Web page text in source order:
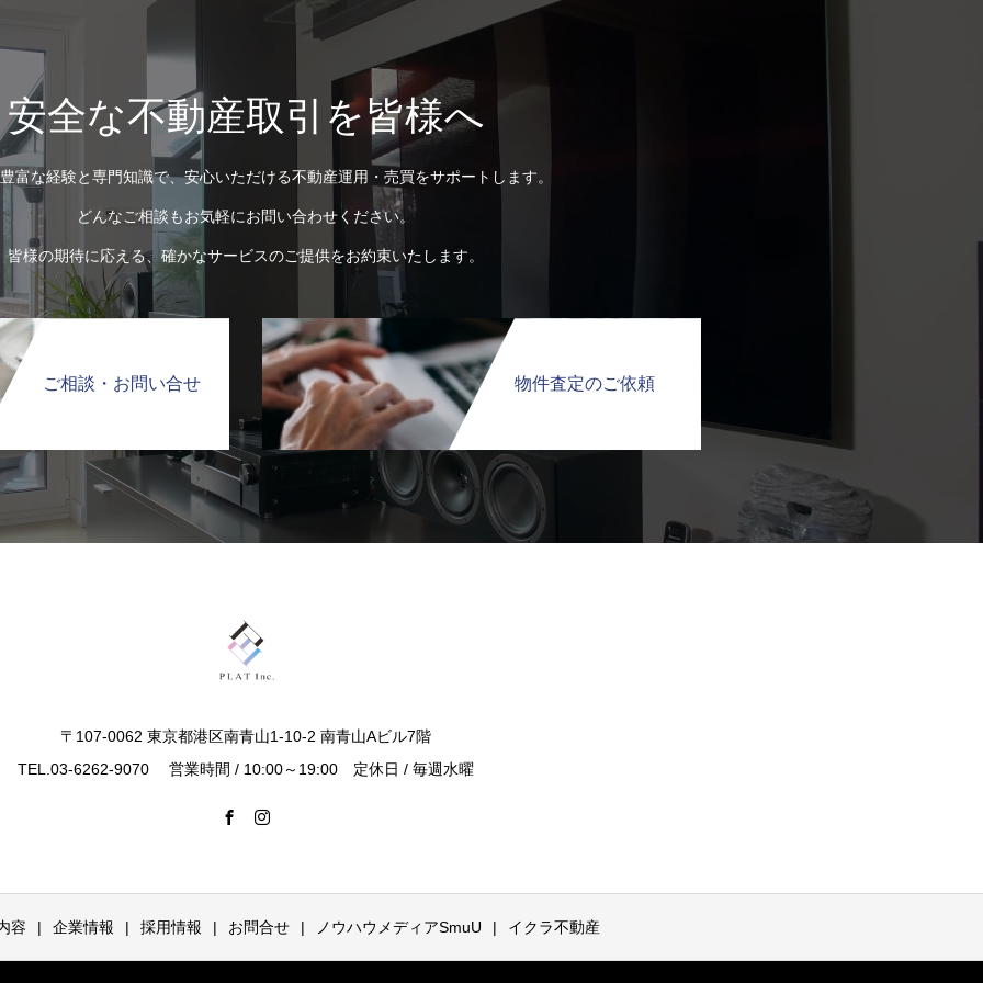
安全な不動産取引を皆様へ
富な経験と専門知識で、安心いただける不動産運用・売買をサポートします。
どんなご相談もお気軽にお問い合わせください。
皆様の期待に応える、確かなサービスのご提供をお約束いたします。
ご相談・お問い合せ 物件査定のご依頼
〒107-0062 東京都港区南青山1-10-2 南青山Aビル7階
TEL.03-6262-9070 営業時間 / 10:00～19:00 定休日 / 毎週水曜
容 企業情報 採用情報 お問合せ ノウハウメディアSmuU イクラ不動産